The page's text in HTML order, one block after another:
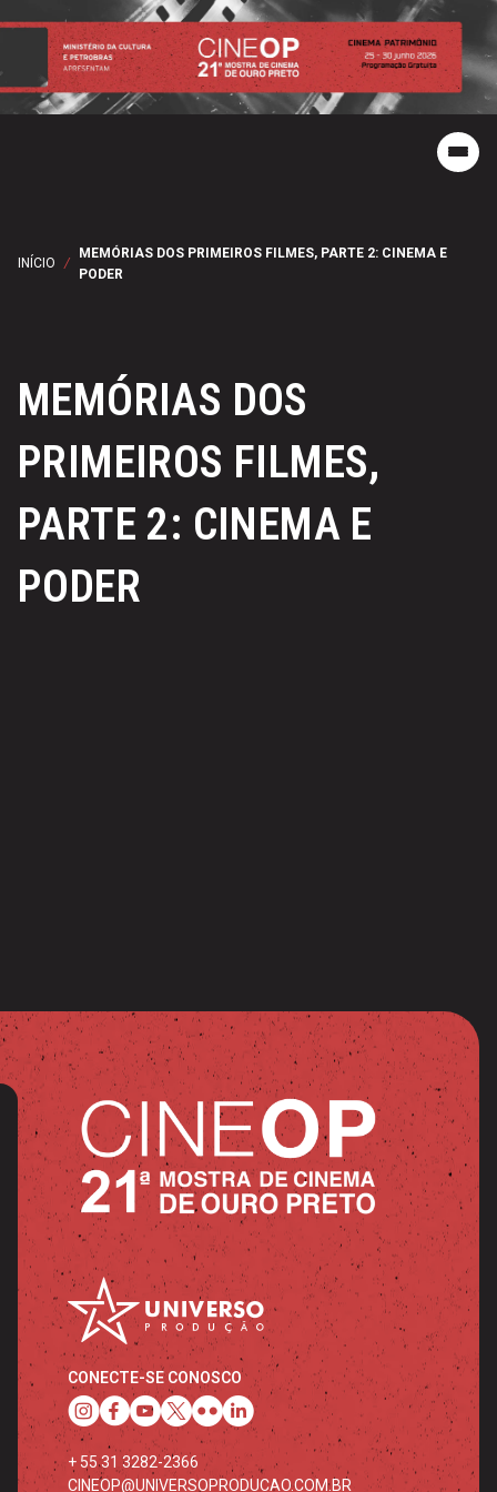
INÍCIO /
MEMÓRIAS DOS PRIMEIROS FILMES, PARTE 2: CINEMA E
PODER
MEMÓRIAS DOS
PRIMEIROS FILMES,
PARTE 2: CINEMA E
PODER
CONECTE-SE CONOSCO
+ 55 31 3282-2366
CINEOP@UNIVERSOPRODUCAO.COM.BR